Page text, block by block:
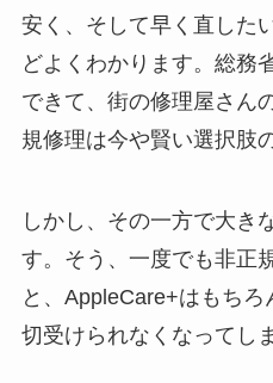
安く、そして早く直した
どよくわかります。総務
できて、街の修理屋さん
規修理は今や賢い選択肢
しかし、その一方で大き
す。そう、一度でも非正
と、AppleCare+はもち
切受けられなくなってし